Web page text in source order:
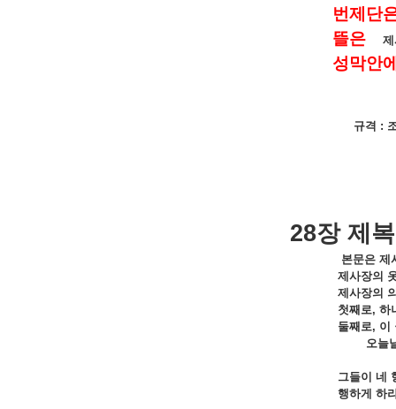
번제단
뜰은 제
성막안에
규격 :
28장 제복
본문은 제
제사장의
제사장의
첫째로, 하
둘째로, 이
오늘
그들이 네
행하게 하